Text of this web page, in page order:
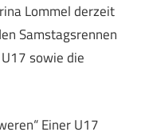
Lommel derzeit
Samstagsrennen
sowie die
Einer U17